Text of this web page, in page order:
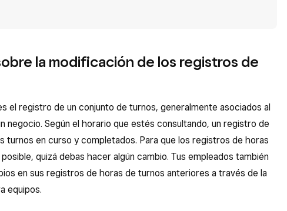
la modificación de los registros de
el registro de un conjunto de turnos, generalmente asociados al
negocio. Según el horario que estés consultando, un registro de
turnos en curso y completados. Para que los registros de horas
quizá debas hacer algún cambio. Tus empleados también
en sus registros de horas de turnos anteriores a través de la
equipos.